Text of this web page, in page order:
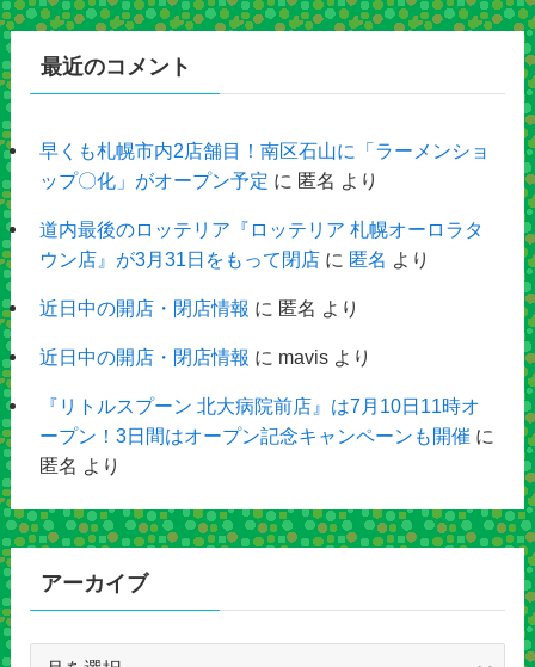
最近のコメント
早くも札幌市内2店舗目！南区石山に「ラーメンショ
ップ〇化」がオープン予定 に 匿名 より
道内最後のロッテリア『ロッテリア 札幌オーロラタ
ウン店』が3月31日をもって閉店に 匿名 より
近日中の開店・閉店情報 に 匿名 より
近日中の開店・閉店情報 に mavisより
『リトルスプーン 北大病院前店』は7月10日11時オ
ープン！3日間はオープン記念キャンペーンも開催 に
匿名 より
アーカイブ